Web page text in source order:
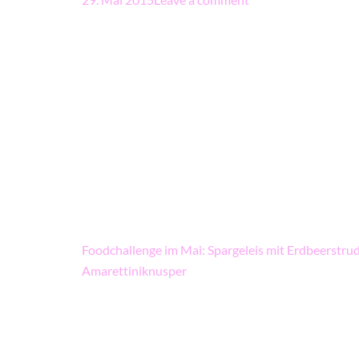
Beitragsnavigation
Foodchallenge im Mai: Spargeleis mit
Amarettiniknusper